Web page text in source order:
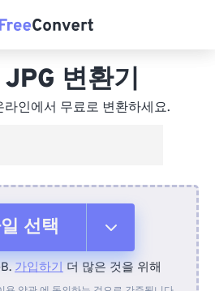
변환기
라인에서 무료로 변환하세요.
선택
에서
가입하기 더 많은 것을 위해